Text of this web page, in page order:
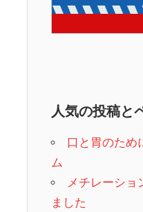
人気の投稿と
口と胃のため
ム
メチレーショ
ました